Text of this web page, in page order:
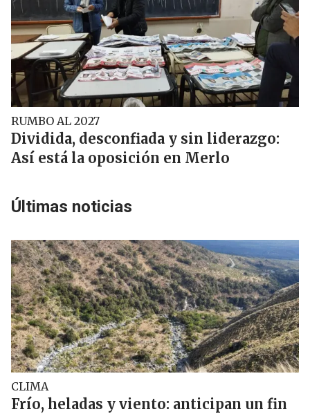
RUMBO AL 2027
Dividida, desconfiada y sin liderazgo:
Así está la oposición en Merlo
Últimas noticias
CLIMA
Frío, heladas y viento: anticipan un fin